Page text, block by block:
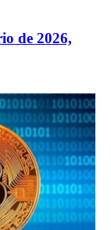
de 2026,